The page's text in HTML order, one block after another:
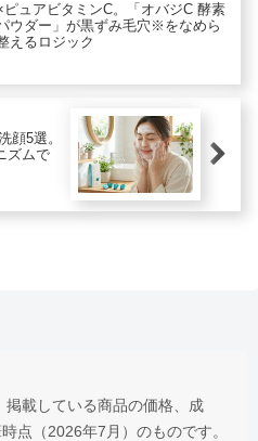
ピュアビタミンC。「オバジC 酵素
ウダー」が黒ずみ毛穴※をなめら
えるロジック
顔5選。
ズムで
載している商品の価格、成
点（2026年7月）のものです。